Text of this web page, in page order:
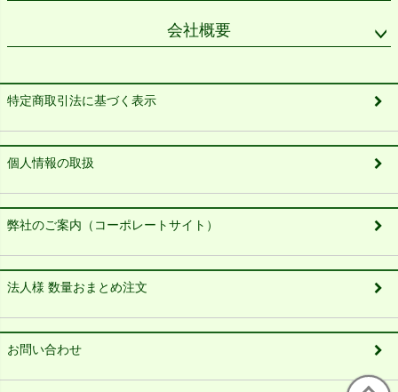
会社概要
特定商取引法に基づく表示
個人情報の取扱
弊社のご案内（コーポレートサイト）
法人様 数量おまとめ注文
お問い合わせ